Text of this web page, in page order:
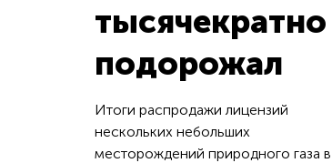
тысячекратно
подорожал
Итоги распродажи лицензий
нескольких небольших
месторождений природного газа в